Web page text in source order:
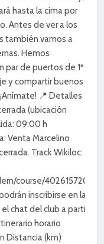
hasta la cima por
Antes de ver a los
también vamos a
Hemos
par de puertos de 1ª
y compartir buenos
📍 Detalles
(ubicación
09:00 h
Venta Marcelino
Track Wikiloc:
course/402615720
inscribirse en la
chat del club a partir
horario
Distancia (km)